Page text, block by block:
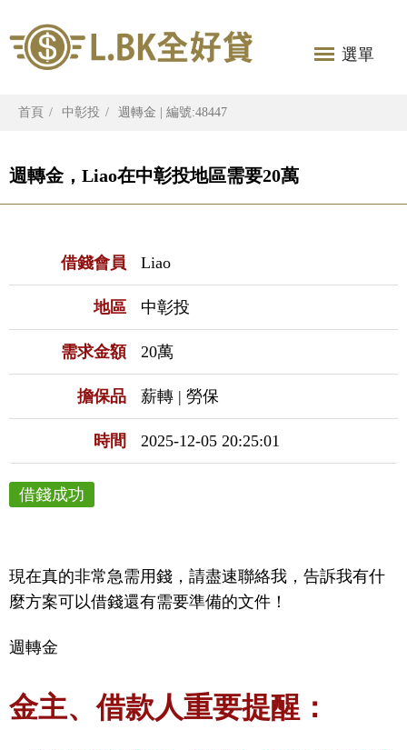
選單
首頁 中彰投 週轉金 | 編號:48447
週轉金，Liao在中彰投地區需要20萬
借錢會員 Liao
地區 中彰投
需求金額 20萬
擔保品 薪轉 | 勞保
時間 2025-12-05 20:25:01
借錢成功
現在真的非常急需用錢，請盡速聯絡我，告訴我有什
麼方案可以借錢還有需要準備的文件！
週轉金
金主、借款人重要提醒：